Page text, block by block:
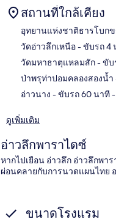
สถานที่ใกล้เคียง
อุทยานแห่งชาติธารโบก
วัดอ่าวลึกเหนือ- ขับรถ 4
วัดมหาธาตุแหลมสัก- ขับ
ป่าพรุท่าปอมคลองสองน้ำ
อ่าวนาง - ขับรถ 60 นาที
ดูเพิ่มเติม
อ่าวลึกพาราไดซ์
หากไปเยือน อ่าวลึก อ่าวลึกพา
ผ่อนคลายกับการนวดแผนไทย
ขนาดโรงแรม